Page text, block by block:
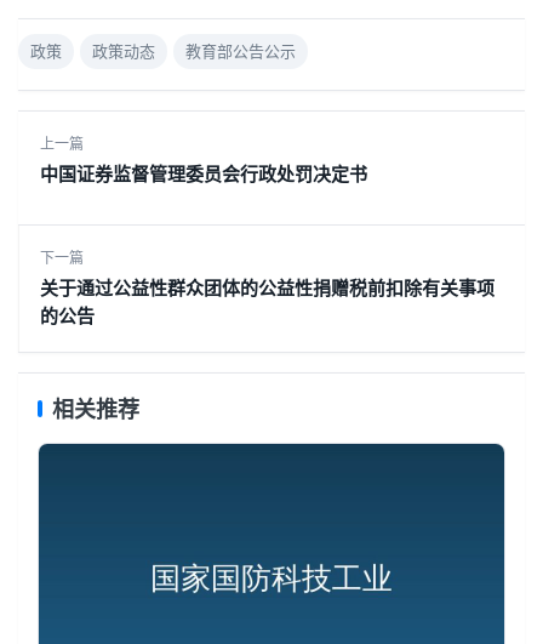
政策 政策动态 教育部公告公示
上一篇
中国证券监督管理委员会行政处罚决定书
下一篇
关于通过公益性群众团体的公益性捐赠税前扣除有关事项
的公告
相关推荐